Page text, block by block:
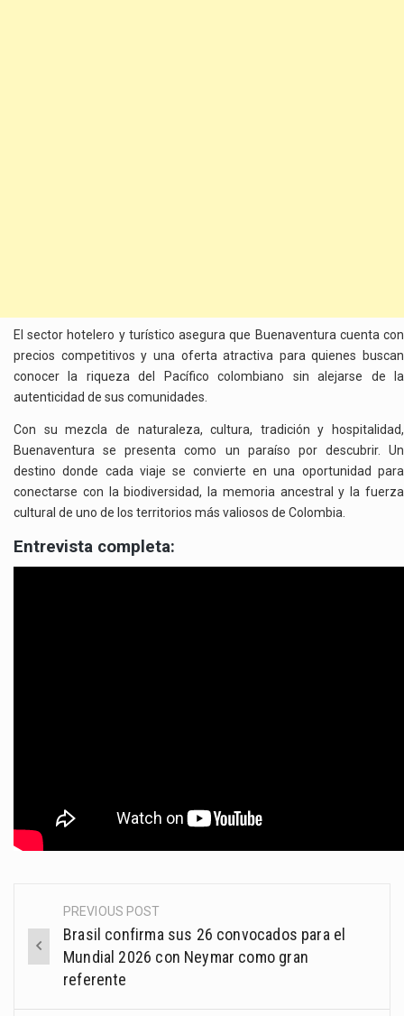
El sector hotelero y turístico asegura que Buenaventura cuenta con
precios competitivos y una oferta atractiva para quienes buscan
conocer la riqueza del Pacífico colombiano sin alejarse de la
autenticidad de sus comunidades.
Con su mezcla de naturaleza, cultura, tradición y hospitalidad,
Buenaventura se presenta como un paraíso por descubrir. Un
destino donde cada viaje se convierte en una oportunidad para
conectarse con la biodiversidad, la memoria ancestral y la fuerza
cultural de uno de los territorios más valiosos de Colombia.
Entrevista completa:
Post
navigation
PREVIOUS POST
Brasil confirma sus 26 convocados para el
Mundial 2026 con Neymar como gran
referente